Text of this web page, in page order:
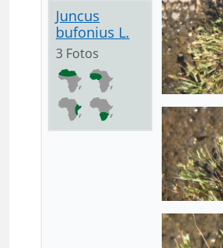
Juncus
bufonius L.
3 Fotos